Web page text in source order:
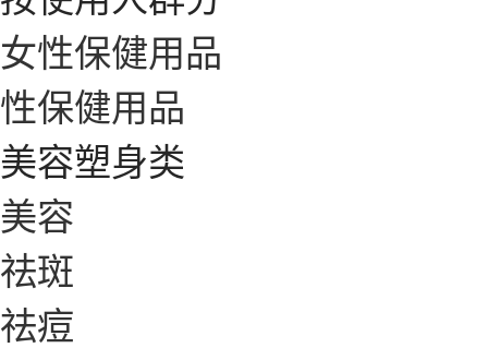
女性保健用品
性保健用品
美容塑身类
美容
祛斑
祛痘